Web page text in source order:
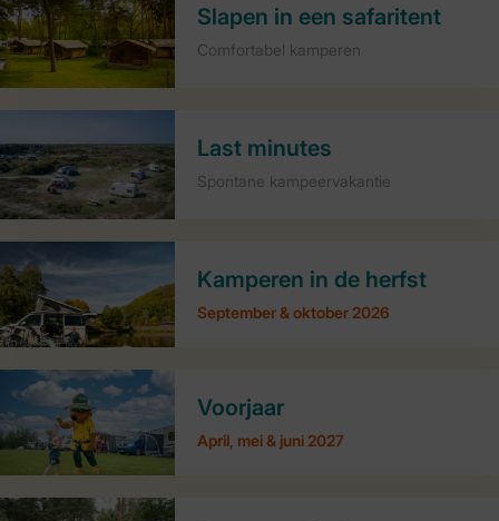
Slapen in een safaritent
Comfortabel kamperen
Last minutes
Spontane kampeervakantie
Kamperen in de herfst
September & oktober 2026
Voorjaar
April, mei & juni 2027